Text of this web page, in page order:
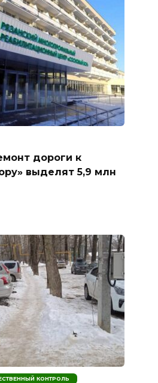
дороги к
выделят 5,9 млн
КОНТРОЛЬ